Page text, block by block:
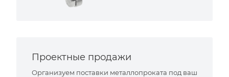
Проектные продажи
Организуем поставки металлопроката под ваш